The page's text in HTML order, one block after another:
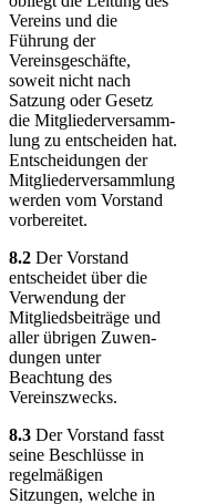
Vereins und die
Führung der
Vereinsgeschäfte,
soweit nicht nach
Satzung oder Gesetz
die Mit­glie­der­ver­samm­
lung zu entscheiden hat.
Entscheidungen der
Mit­glie­der­ver­samm­lung
werden vom Vorstand
vor­be­reitet.
8.2 Der Vorstand
entscheidet über die
Verwendung der
Mitglieds­bei­träge und
aller übrigen Zu­wen­
dungen unter
Beachtung des
Vereinsz­wecks.
8.3 Der Vorstand fasst
seine Beschlüsse in
regel­mä­ßigen
Sitzungen, welche in